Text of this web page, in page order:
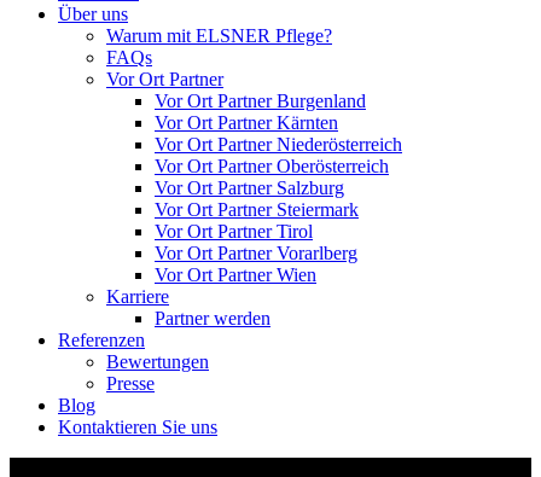
Über uns
Warum mit ELSNER Pflege?
FAQs
Vor Ort Partner
Vor Ort Partner Burgenland
Vor Ort Partner Kärnten
Vor Ort Partner Niederösterreich
Vor Ort Partner Oberösterreich
Vor Ort Partner Salzburg
Vor Ort Partner Steiermark
Vor Ort Partner Tirol
Vor Ort Partner Vorarlberg
Vor Ort Partner Wien
Karriere
Partner werden
Referenzen
Bewertungen
Presse
Blog
Kontaktieren Sie uns